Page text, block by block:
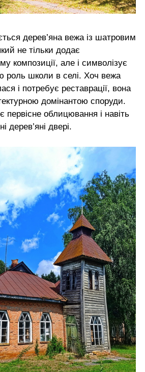
дерев’яна вежа із шатровим
не тільки додає
композиції, але і символізує
роль школи в селі. Хоч вежа
і потребує реставрації, вона
домінантою споруди.
первісне облицювання і навіть
дерев’яні двері.